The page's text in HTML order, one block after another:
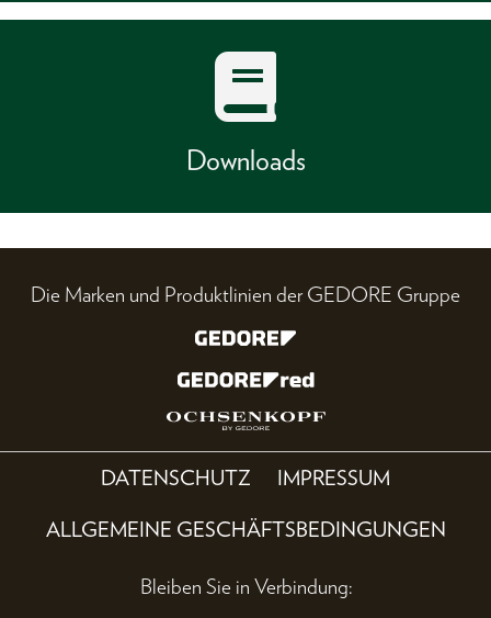
Downloads
Die Marken und Produktlinien der GEDORE Gruppe
DATENSCHUTZ IMPRESSUM
ALLGEMEINE GESCHÄFTSBEDINGUNGEN
Bleiben Sie in Verbindung: